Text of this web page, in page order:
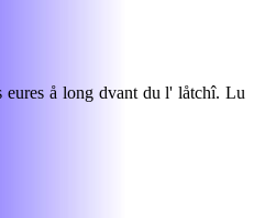
å long dvant du l' låtchî. Lu